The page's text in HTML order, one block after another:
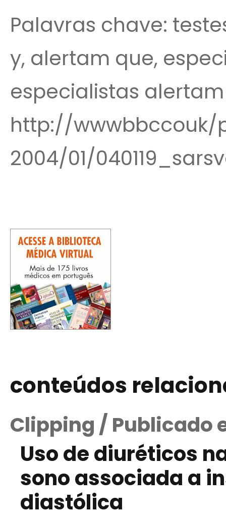
Palavras chave:
y, alertam que,
especialistas
http://
2004/01/
conteúdos
Clipping / Publicado
Uso de diuréticos
sono associada a
diastólica